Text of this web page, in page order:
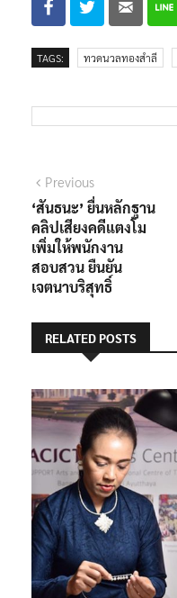
TAGS: ทวดนวลทองสำลี
แนะแนว
เรื่อง
PreviousPrevious
post:
‘สันธนะ’ ยื่นหลักฐาน
คลิปเสียงคดีแตงโม
เพิ่มให้พนักงาน
สอบสวน ยืนยัน
เจตนาบริสุทธิ์
RELATED POSTS